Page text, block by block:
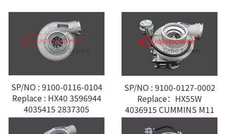
SP/NO : 9100-0116-0104
Replace : HX40 3596944
4035415 2837305
4042992 4035464 ST
SP/NO : 9100-0127-0002
Replace：HX55W
4036915 CUMMINS M11